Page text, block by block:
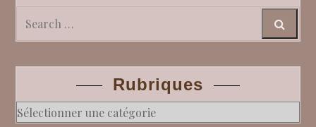
Rubriques
Rubriques